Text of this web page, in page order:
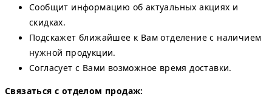
Сообщит информацию об актуальных акциях и
скидках.
Подскажет ближайшее к Вам отделение с наличием
нужной продукции.
Согласует с Вами возможное время доставки.
Связаться с отделом продаж: